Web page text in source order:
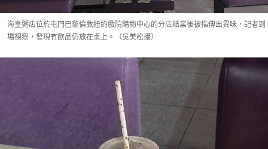
海皇粥店位於屯門巴黎倫敦紐約戲院購物中心的分店結業後被指傳出異味，記者到
場視察，發現有飲品仍放在桌上。（吳美松攝）